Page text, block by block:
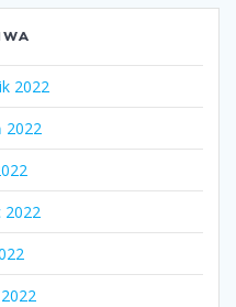
2022
2022
2022